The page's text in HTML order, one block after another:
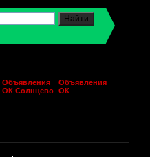
Объявления
ОК Солнцево
Объявления
ОК